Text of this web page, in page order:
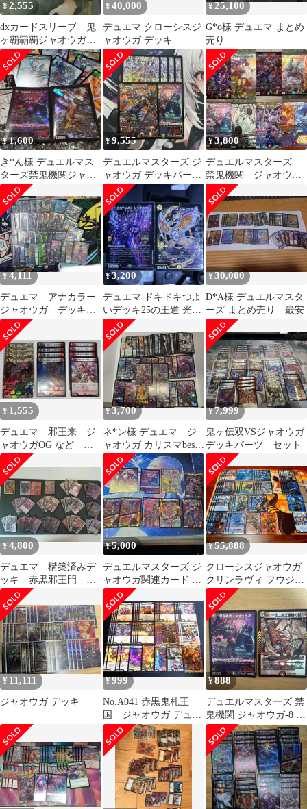
¥2,555
dxカードスリーブ 鬼
ヶ覇覇覇ジャオウガ
64枚入り 2個
¥40,000
デュエマ クローシスジ
ャオウガ デッキ
¥25,100
G*o様 デュエマ まとめ
売り
¥1,600
き*ん様 デュエルマス
ターズ禁鬼機関ジャオ
ウガ-8 飛翔龍 5000VT
他 ま
¥9,555
デュエルマスターズ ジ
ャオウガ デッキパーツ
セット
¥3,800
デュエルマスターズ
禁鬼機関 ジャオウガ–
8 ジャオウガエイト
¥4,111
デュエマ アナカラー
ジャオウガ デッキ販
売
¥3,200
デュエマ ドキドキつよ
いデッキ25の王道 光闇
メカ&シノビデッキ未
開封ジャオウガ
¥30,000
D*A様 デュエルマスタ
ーズ まとめ売り 最安
¥ 1,555
デュエマ 邪王来 ジ
ャオウガOG など セ
ット
¥3,700
ネ*ン様 デュエマ ジ
ャオウガ カリスマbest
デッキパーツ まとめ
¥7,999
鬼ヶ伝双VSジャオウガ
デッキパーツ セット
¥4,800
デュエマ 構築済みデ
ッキ 赤黒邪王門 VS
ジャオウガ3投
¥5,000
デュエルマスターズ ジ
ャオウガ関連カード
鬼黒皇グレイテスト・
ジャオウガ含む
¥55,888
クローシスジャオウガ
クリンラヴィ フウジン
天&ライジン天 敬虔な
る警官
¥ 11,111
ジャオウガ デッキ
¥999
No.A041 赤黒鬼札王
国 ジャオウガ デュエ
マ 格安デッキ デュエマ
デッキ
¥888
デュエルマスターズ 禁
鬼機関 ジャオウガ-8 他
1枚セット